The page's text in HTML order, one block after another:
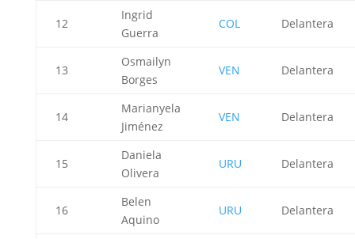
12
Ingrid
Guerra
COL Delantera
13
Osmailyn
Borges
VEN Delantera
14
Marianyela
Jiménez
VEN Delantera
15
Daniela
Olivera
URU Delantera
16
Belen
Aquino
URU Delantera